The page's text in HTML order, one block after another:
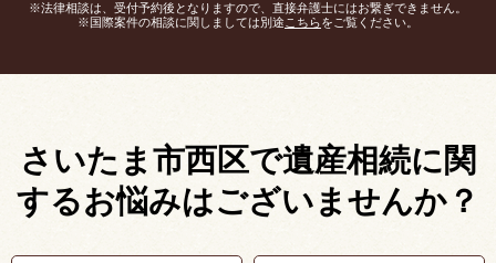
※法律相談は、受付予約後となりますので、直接弁護士にはお繋ぎできません。
※国際案件の相談に関しましては別途 こちらをご覧ください。
さいたま市西区で遺産相続に関
するお悩みはございませんか？